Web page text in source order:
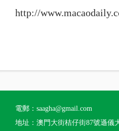
http://
電郵：saagha@gmail.com
地址：澳門大街桔仔街87號遜儀